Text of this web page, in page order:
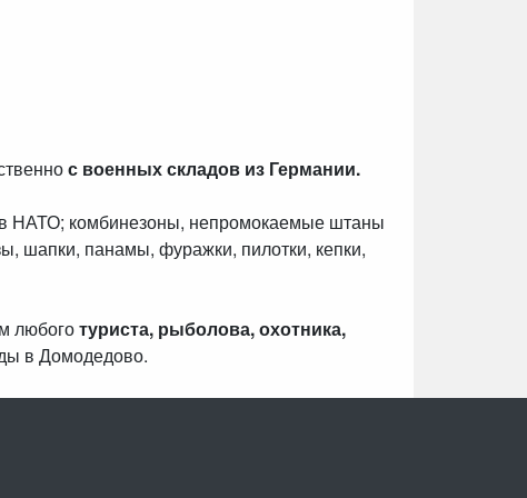
с военных складов из Германии.
НАТО; комбинезоны, непромокаемые штаны
шапки, панамы, фуражки, пилотки, кепки,
любоготуриста, рыболова, охотника,
в Домодедово.